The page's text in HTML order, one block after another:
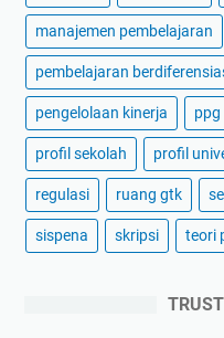
manajemen pembelajaran
pembelajaran
pengelolaan kinerja ppg
profil sekolah profil
regulasi ruang gtk
sispena skripsi teori